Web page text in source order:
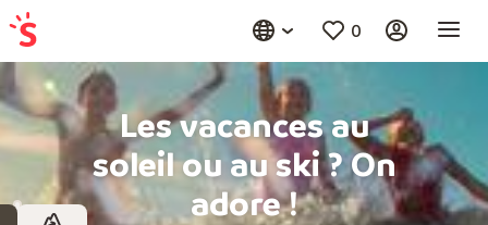
0
Les vacances au
soleil ou au ski ? On
adore !